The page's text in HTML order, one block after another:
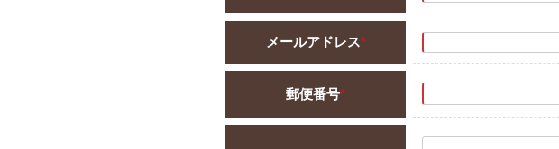
メールアドレス*
郵便番号*